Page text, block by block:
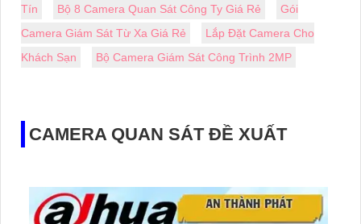
Tín
Bộ 8 Camera Quan Sát Công Ty Giá Rẻ
Gói
Camera Giám Sát Từ Xa Giá Rẻ
Lắp Đặt Camera Cho
Khách Sạn
Bộ Camera Giám Sát Công Trình 2MP
CAMERA QUAN SÁT ĐỀ XUẤT